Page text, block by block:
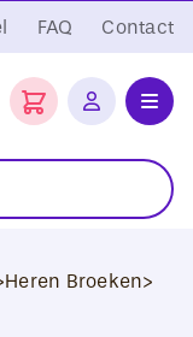
FAQ Contact
Heren Broeken>